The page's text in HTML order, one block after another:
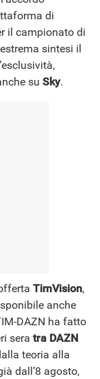
di
il campionato di
sintesi il
su Sky.
TimVision,
anche
DAZN ha fatto
sera tra DAZN
teoria alla
dall’8 agosto,